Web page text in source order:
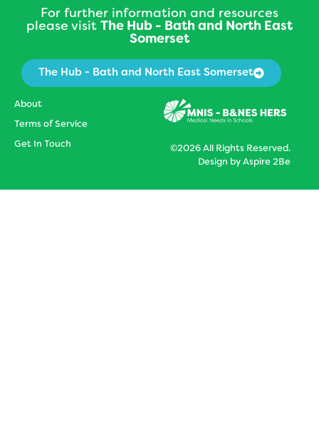
©2026 All Rights Reserved.
Design byAspire 2Be
About
Terms of Service
Get In Touch
For further information and resources
please visit The Hub - Bath and North East
Somerset
The Hub - Bath and North East Somerset